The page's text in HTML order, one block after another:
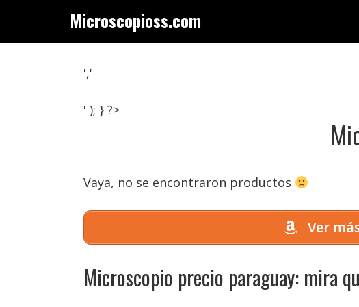
contenido
Microscopioss.com
','
' ); } ?>
Vaya, no se encontraron productos
Ver
Microscopio precio paraguay: mira